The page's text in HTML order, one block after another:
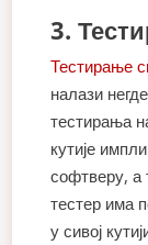
3.
Тестирање
налази
тестирања
кутије
софтверу, а
тестер има
у сивој